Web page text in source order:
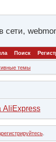
сети,
Поиск
темы
AliExpress
.